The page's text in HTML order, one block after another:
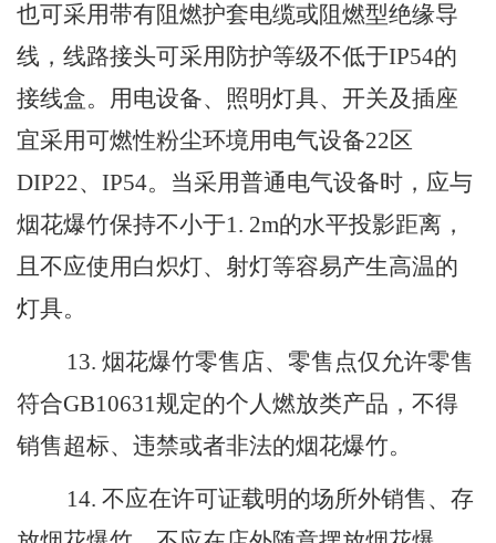
也可采用带有阻燃护套电缆或阻燃型绝缘导
线，线路接头可采用防护等级不低于IP54的
接线盒。用电设备、照明灯具、开关及插座
宜采用可燃性粉尘环境用电气设备22区
DIP22、 IP54。当采用普通电气设备时，应与
烟花爆竹保持不小于1. 2m的水平投影距离，
且不应使用白炽灯、射灯等容易产生高温的
灯具。
13. 烟花爆竹零售店、零售点仅允许零售
符合GB10631规定的个人燃放类产品，不得
销售超标、违禁或者非法的烟花爆竹。
14. 不应在许可证载明的场所外销售、存